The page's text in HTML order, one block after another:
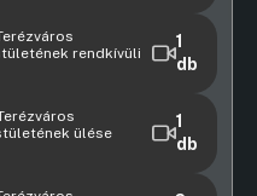
- Izabella utcák által
rendkívüli
1
db
pénzeszközök
ülése
1
db